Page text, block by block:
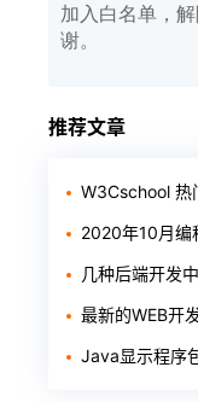
加入白名单，
谢。
推荐文章
W3Cschool 热门
2020年10月编
几种后端开发
最新的WEB开
Java显示程序